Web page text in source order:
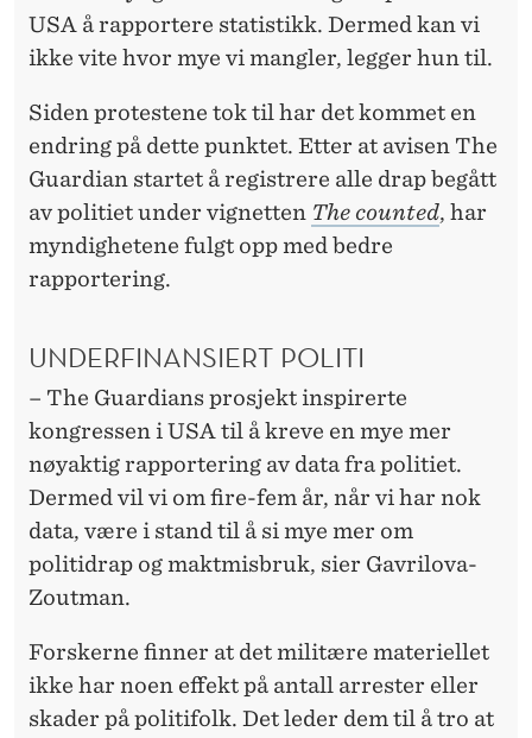
USA å rapportere statistikk. Dermed kan vi
ikke vite hvor mye vi mangler, legger hun til.
Siden protestene tok til har det kommet en
endring på dette punktet. Etter at avisen The
Guardian startet å registrere alle drap begått
av politiet under vignetten The counted, har
myndighetene fulgt opp med bedre
rapportering.
UNDERFINANSIERT POLITI
– The Guardians prosjekt inspirerte
kongressen i USA til å kreve en mye mer
nøyaktig rapportering av data fra politiet.
Dermed vil vi om fire-fem år, når vi har nok
data, være i stand til å si mye mer om
politidrap og maktmisbruk, sier Gavrilova-
Zoutman.
Forskerne finner at det militære materiellet
ikke har noen effekt på antall arrester eller
skader på politifolk. Det leder dem til å tro at